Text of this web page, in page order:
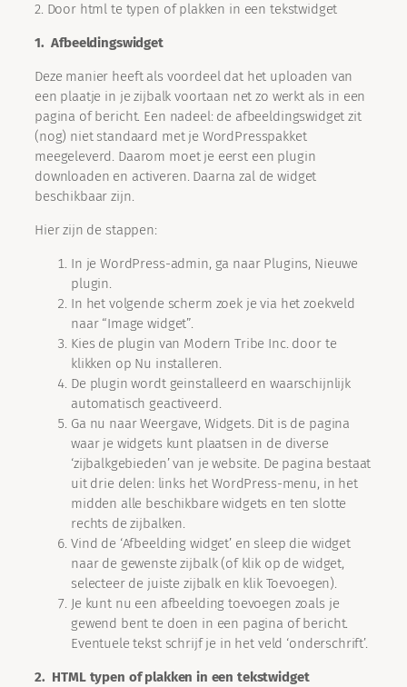
2. Door html te typen of plakken in een tekstwidget
1. Afbeeldingswidget
Deze manier heeft als voordeel dat het uploaden van
een plaatje in je zijbalk voortaan net zo werkt als in een
pagina of bericht. Een nadeel: de afbeeldingswidget zit
(nog) niet standaard met je WordPresspakket
meegeleverd. Daarom moet je eerst een plugin
downloaden en activeren. Daarna zal de widget
beschikbaar zijn.
Hier zijn de stappen:
In je WordPress-admin, ga naar Plugins, Nieuwe
plugin.
In het volgende scherm zoek je via het zoekveld
naar “Image widget”.
Kies de plugin van Modern Tribe Inc. door te
klikken op Nu installeren.
De plugin wordt geinstalleerd en waarschijnlijk
automatisch geactiveerd.
Ga nu naar Weergave, Widgets. Dit is de pagina
waar je widgets kunt plaatsen in de diverse
‘zijbalkgebieden’ van je website. De pagina bestaat
uit drie delen: links het WordPress-menu, in het
midden alle beschikbare widgets en ten slotte
rechts de zijbalken.
Vind de ‘Afbeelding widget’ en sleep die widget
naar de gewenste zijbalk (of klik op de widget,
selecteer de juiste zijbalk en klik Toevoegen).
Je kunt nu een afbeelding toevoegen zoals je
gewend bent te doen in een pagina of bericht.
Eventuele tekst schrijf je in het veld ‘onderschrift’.
2. HTML typen of plakken in een tekstwidget